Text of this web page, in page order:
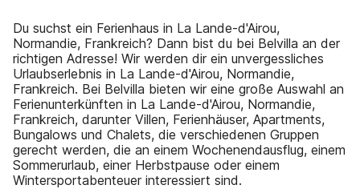
Du suchst ein Ferienhaus in La Lande-d'Airou,
Normandie, Frankreich? Dann bist du bei Belvilla an der
richtigen Adresse! Wir werden dir ein unvergessliches
Urlaubserlebnis in La Lande-d'Airou, Normandie,
Frankreich. Bei Belvilla bieten wir eine große Auswahl an
Ferienunterkünften in La Lande-d'Airou, Normandie,
Frankreich, darunter Villen, Ferienhäuser, Apartments,
Bungalows und Chalets, die verschiedenen Gruppen
gerecht werden, die an einem Wochenendausflug, einem
Sommerurlaub, einer Herbstpause oder einem
Wintersportabenteuer interessiert sind.